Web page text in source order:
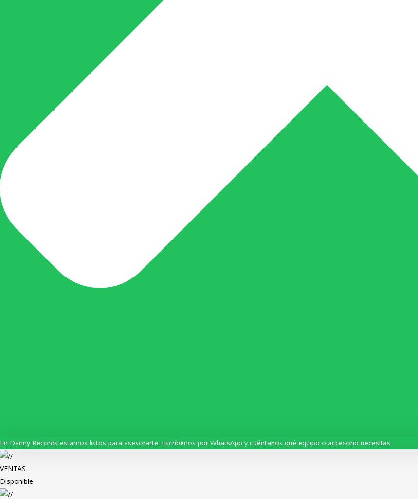
En Danny Records estamos listos para asesorarte. Escríbenos por WhatsApp y cuéntanos qué equipo o accesorio necesitas.
VENTAS
Disponible